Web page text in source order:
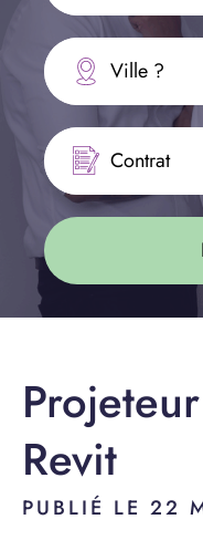
Ville ?
Contrat
Revit
PUBLIÉ LE 22